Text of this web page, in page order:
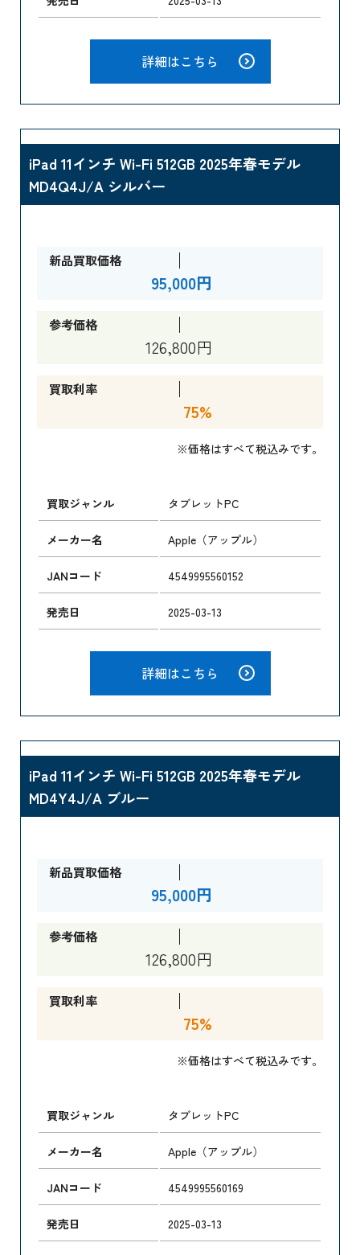
詳細はこちら
iPad 11インチ Wi-Fi 512GB 2025年春モデル
MD4Q4J/A シルバー
新品買取価格
95,000円
参考価格
126,800円
買取利率
75%
※価格はすべて税込みです。
買取ジャンル タブレットPC
メーカー名 Apple（アップル）
JANコード 4549995560152
発売日 2025-03-13
詳細はこちら
iPad 11インチ Wi-Fi 512GB 2025年春モデル
MD4Y4J/A ブルー
新品買取価格
95,000円
参考価格
126,800円
買取利率
75%
※価格はすべて税込みです。
買取ジャンル タブレットPC
メーカー名 Apple（アップル）
JANコード 4549995560169
発売日 2025-03-13